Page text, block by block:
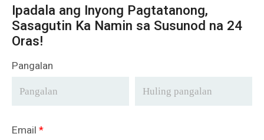
Ipadala ang Inyong Pagtatanong,
Sasagutin Ka Namin sa Susunod na 24
Oras!
Pangalan
Email *